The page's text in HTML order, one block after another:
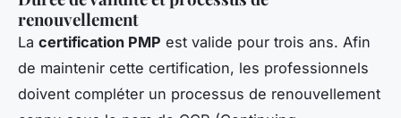
renouvellement
La certification PMP est valide pour trois ans. Afin
de maintenir cette certification, les professionnels
doivent compléter un processus de renouvellement